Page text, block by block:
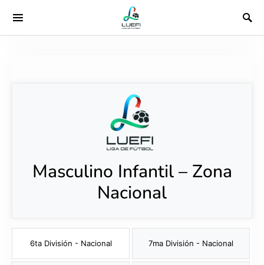
Masculino Infantil – Zona
Nacional
6ta División - Nacional 7ma División - Nacional